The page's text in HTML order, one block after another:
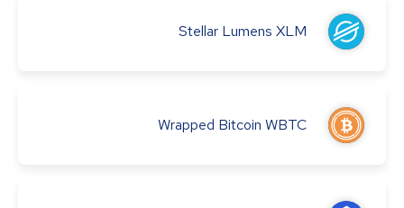
Stellar Lumens XLM
Wrapped Bitcoin WBTC